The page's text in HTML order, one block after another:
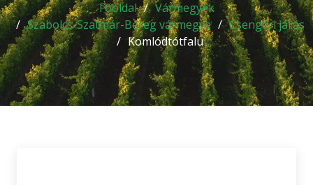
Főoldal
Vármegyék
Szabolcs-Szatmár-Bereg vármegye
Csengeri járás
Komlódtótfalu